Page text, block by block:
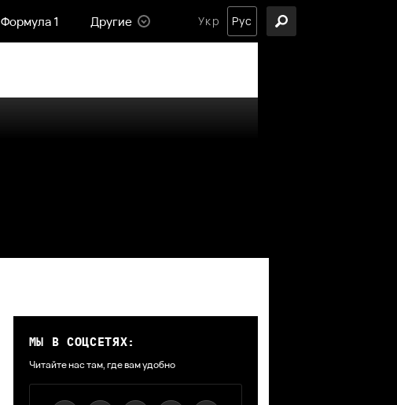
Формула 1 Другие Укр Рус
МЫ В СОЦСЕТЯХ:
Читайте нас там, где вам удобно